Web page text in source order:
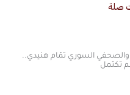
تمّام هنيدي..